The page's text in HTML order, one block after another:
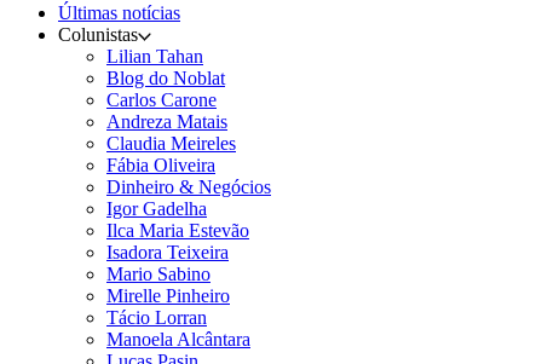
Últimas notícias
Colunistas
Lilian Tahan
Blog do Noblat
Carlos Carone
Andreza Matais
Claudia Meireles
Fábia Oliveira
Dinheiro & Negócios
Igor Gadelha
Ilca Maria Estevão
Isadora Teixeira
Mario Sabino
Mirelle Pinheiro
Tácio Lorran
Manoela Alcântara